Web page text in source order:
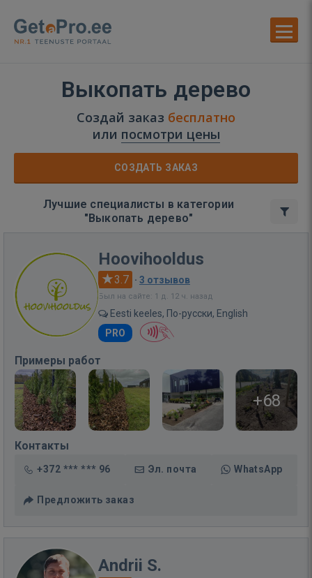
Выкопать дерево
Создай заказ бесплатно
или посмотри цены
СОЗДАТЬ ЗАКАЗ
Лучшие специалисты в категории
"Выкопать дерево"
Hoovihooldus
3.7 · 3 отзывов
Был на сайте: 1 д. 12 ч. назад
Eesti keeles, По-русски, English
PRO
Примеры работ
+68
Контакты
+372 *** *** 96 Эл. почта WhatsApp
Предложить заказ
Andrii S.